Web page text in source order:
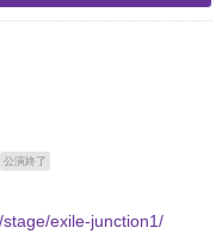
公演終了
exile-junction1/